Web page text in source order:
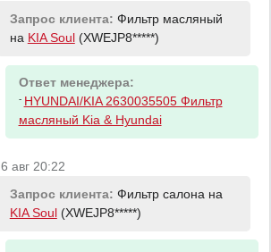
Запрос клиента: Фильтр масляный
на KIA Soul (XWEJP8*****)
Ответ менеджера:
- HYUNDAI/KIA 2630035505 Фильтр
масляный Kia & Hyundai
6 авг 20:22
Запрос клиента: Фильтр салона на
KIA Soul (XWEJP8*****)